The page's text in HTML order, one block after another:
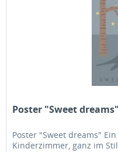
Poster "Sweet dreams"
Poster "Sweet dreams"
Kinderzimmer, ganz im Stil